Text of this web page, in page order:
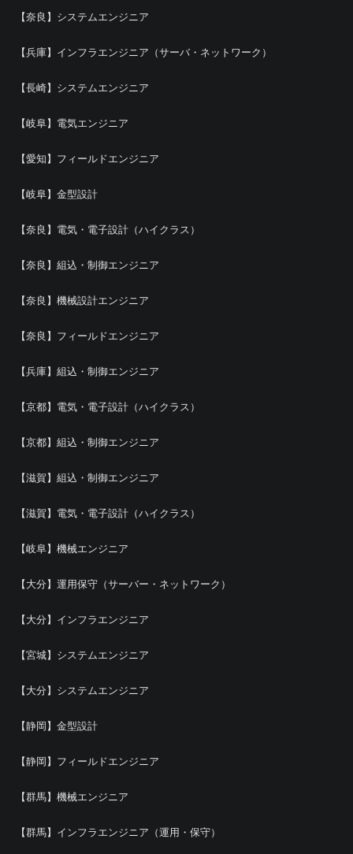
【奈良】システムエンジニア
【兵庫】インフラエンジニア（サーバ・ネットワーク）
【長崎】システムエンジニア
【岐阜】電気エンジニア
【愛知】フィールドエンジニア
【岐阜】金型設計
【奈良】電気・電子設計（ハイクラス）
【奈良】組込・制御エンジニア
【奈良】機械設計エンジニア
【奈良】フィールドエンジニア
【兵庫】組込・制御エンジニア
【京都】電気・電子設計（ハイクラス）
【京都】組込・制御エンジニア
【滋賀】組込・制御エンジニア
【滋賀】電気・電子設計（ハイクラス）
【岐阜】機械エンジニア
【大分】運用保守（サーバー・ネットワーク）
【大分】インフラエンジニア
【宮城】システムエンジニア
【大分】システムエンジニア
【静岡】金型設計
【静岡】フィールドエンジニア
【群馬】機械エンジニア
【群馬】インフラエンジニア（運用・保守）